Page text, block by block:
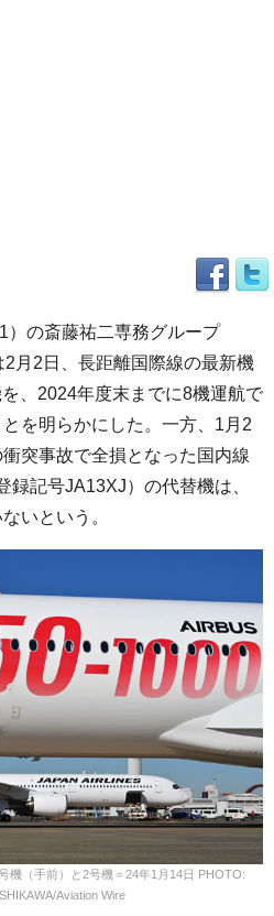
の斎藤祐二専務グループ
月2日、長距離国際線の最新機
、2024年度末までに8機運航で
を明らかにした。一方、1月2
突事故で全損となった国内線
記号JA13XJ）の代替機は、
いという。
機（手前）と2号機＝24年1月14日 PHOTO:
Aviation Wire